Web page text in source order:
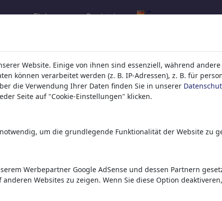
Einloggen Registrieren
für: Kategorie
7Deadly sins Orthodogs Walhalla
Website. Einige von ihnen sind essenziell, während
können verarbeitet werden (z. B. IP-Adressen), z. B. für
die Verwendung Ihrer Daten finden Sie in unserer
Seite auf "Cookie-Einstellungen" klicken.
um die grundlegende Funktionalität der Website zu
Werbepartner Google AdSense und dessen Partnern
Websites zu zeigen. Wenn Sie diese Option